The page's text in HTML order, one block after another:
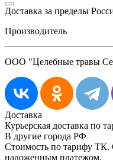
Доставка за пределы
Производитель
ООО "Целебные травы
Доставка
Курьерская доставка по
В другие города РФ
Стоимость по тарифу ТК.
наложенным платежом.